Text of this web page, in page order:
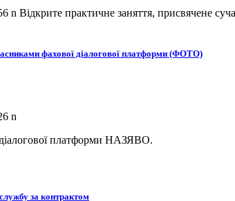
Відкрите практичне заняття, присвячене
фахової діалогової платформи (ФОТО)
діалогової платформи НАЗЯВО.
за контрактом